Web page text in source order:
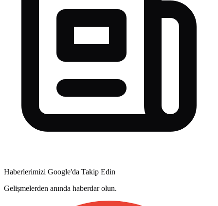
Haberlerimizi Google'da Takip Edin
Gelişmelerden anında haberdar olun.